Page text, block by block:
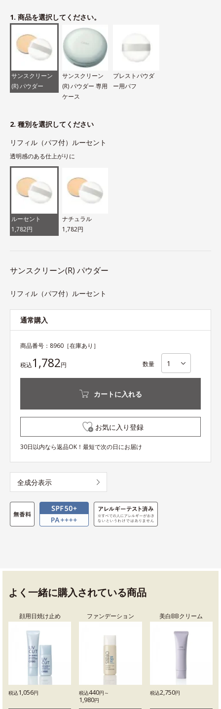
1. 商品を選択してください。
サンスクリーン
(R) パウダー
サンスクリーン
(R) パウダー 専用
ケース
プレストパウダ
ー用パフ
2. 種別を選択してください
リフィル（パフ付）ルーセント
透明感のある仕上がりに
ルーセント
1,782円
ナチュラル
1,782円
サンスクリーン(R) パウダー
リフィル（パフ付）ルーセント
通常購入
商品番号： 8960 ［在庫あり］
税込1,782円 数量
カートに入れる
お気に入り登録
30日以内なら返品OK！最短で次の日にお届け
全成分表示
よく一緒に購入されている商品
顔用日焼け止め
税込1,056円
ファンデーション
税込440円～
1,980円
美白BBクリーム
税込2,750円